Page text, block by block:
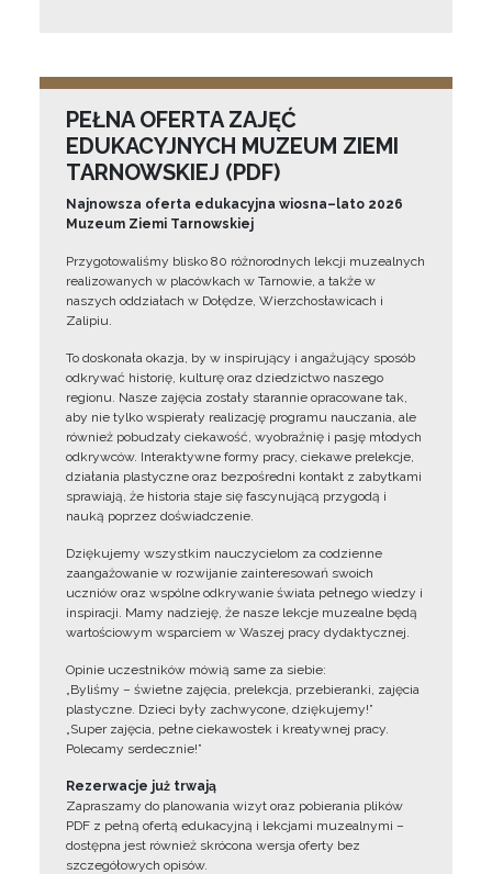
PEŁNA OFERTA ZAJĘĆ
EDUKACYJNYCH MUZEUM ZIEMI
TARNOWSKIEJ (PDF)
Najnowsza oferta edukacyjna wiosna–lato 2026
Muzeum Ziemi Tarnowskiej
Przygotowaliśmy blisko 80 różnorodnych lekcji muzealnych
realizowanych w placówkach w Tarnowie, a także w
naszych oddziałach w Dołędze, Wierzchosławicach i
Zalipiu.
To doskonała okazja, by w inspirujący i angażujący sposób
odkrywać historię, kulturę oraz dziedzictwo naszego
regionu. Nasze zajęcia zostały starannie opracowane tak,
aby nie tylko wspierały realizację programu nauczania, ale
również pobudzały ciekawość, wyobraźnię i pasję młodych
odkrywców. Interaktywne formy pracy, ciekawe prelekcje,
działania plastyczne oraz bezpośredni kontakt z zabytkami
sprawiają, że historia staje się fascynującą przygodą i
nauką poprzez doświadczenie.
Dziękujemy wszystkim nauczycielom za codzienne
zaangażowanie w rozwijanie zainteresowań swoich
uczniów oraz wspólne odkrywanie świata pełnego wiedzy i
inspiracji. Mamy nadzieję, że nasze lekcje muzealne będą
wartościowym wsparciem w Waszej pracy dydaktycznej.
Opinie uczestników mówią same za siebie:
„Byliśmy – świetne zajęcia, prelekcja, przebieranki, zajęcia
plastyczne. Dzieci były zachwycone, dziękujemy!”
„Super zajęcia, pełne ciekawostek i kreatywnej pracy.
Polecamy serdecznie!”
Rezerwacje już trwają
Zapraszamy do planowania wizyt oraz pobierania plików
PDF z pełną ofertą edukacyjną i lekcjami muzealnymi –
dostępna jest również skrócona wersja oferty bez
szczegółowych opisów.